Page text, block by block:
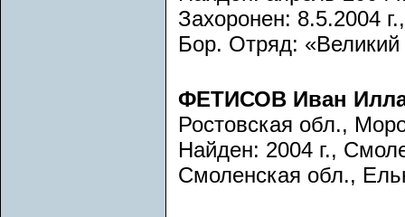
Захоронен: 8.5.2004
Бор. Отряд:
ФЕТИСОВ Иван
Ростовская обл.,
Найден: 2004 г.,
Смоленская обл.,